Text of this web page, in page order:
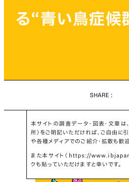
る“青い鳥症候
SHARE :
本サイトの調査データ・図表・文章
所）をご明記いただければ、ご自由に
や各種メディアでのご紹介・拡散も歓迎
また本サイト（https://
クも貼っていただけますと幸いです。